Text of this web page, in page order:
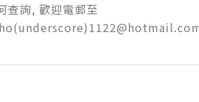
查詢, 歡迎電郵至